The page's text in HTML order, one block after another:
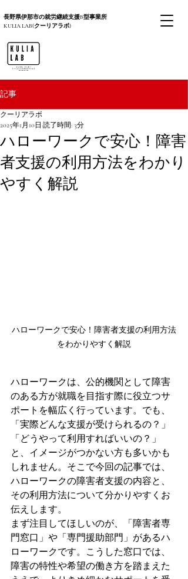
長野県伊那市の就労継続支援B型事業所
KULIA LAB(クーリアラボ)
記事
ハローワークで安心！障害
者支援の利用方法をわかり
やすく解説
クーリアラボ
2025年1月10日 読了時間: 3分
ハローワークで安心！障害者支援の利用方法
をわかりやすく解説
ハローワークは、公的機関として障害
のある方が就職を目指す際に役立つサ
ポートを幅広く行っています。でも、
「実際どんな支援が受けられるの？」
「どうやって利用すればいいの？」
と、イメージがつかない方も多いかも
しれません。そこで今回の記事では、
ハローワークの障害者支援の内容と、
その利用方法について分かりやすくお
伝えします。
まず注目してほしいのが、「障害者専
門窓口」や「専門援助部門」があるハ
ローワークです。こうした窓口では、
障害の特性や希望の働き方を踏まえた